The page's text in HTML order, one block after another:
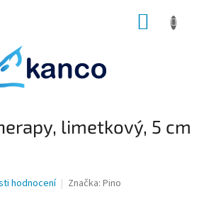
limetkový, 5 cm
hodnocení Značka: Pino